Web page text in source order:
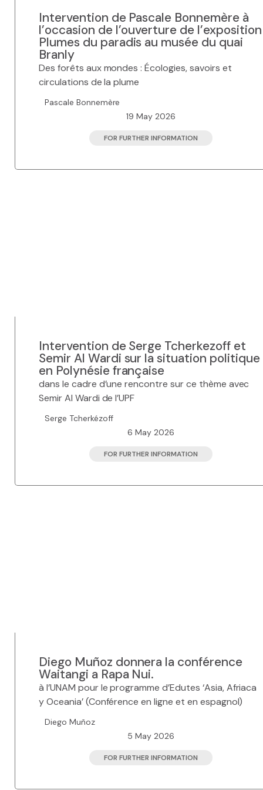
Intervention de Pascale Bonnemère à
l’occasion de l’ouverture de l’exposition
Plumes du paradis au musée du quai
Branly
Des forêts aux mondes : Écologies, savoirs et
circulations de la plume
Pascale Bonnemère
19 May 2026
FOR FURTHER INFORMATION
Intervention de Serge Tcherkezoff et
Semir Al Wardi sur la situation politique
en Polynésie française
dans le cadre d’une rencontre sur ce thème avec
Semir Al Wardi de l’UPF
Serge Tcherkézoff
6 May 2026
FOR FURTHER INFORMATION
Diego Muñoz donnera la conférence
Waitangi a Rapa Nui.
à l’UNAM pour le programme d’Edutes ‘Asia, Afriaca
y Oceania’ (Conférence en ligne et en espagnol)
Diego Muñoz
5 May 2026
FOR FURTHER INFORMATION